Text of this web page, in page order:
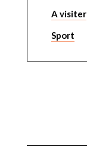
A visiter
Sport